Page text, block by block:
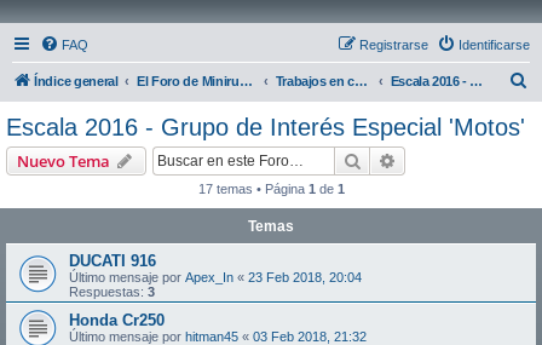
FAQ Identificarse
Registrarse
Índice general El Foro de Miniruedas Trabajos en curso Escala 2016 - Grupo de Interés Especial 'Motos'
Escala 2016 - Grupo de Interés Especial 'Motos'
Nuevo Tema Buscar
17 temas • Página 1 de 1
Temas
DUCATI 916
Último mensaje por Apex_In « 23 Feb 2018, 20:04
Respuestas: 3
Honda Cr250
Último mensaje por hitman45 « 03 Feb 2018, 21:32